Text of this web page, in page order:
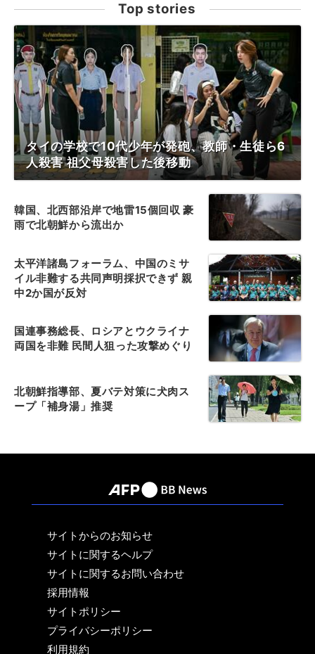
Top stories
タイの学校で10代少年が発砲、教師・生徒ら6
人殺害 祖父母殺害した後移動
韓国、北西部沿岸で地雷15個回収 豪
雨で北朝鮮から流出か
太平洋諸島フォーラム、中国のミサ
イル非難する共同声明採択できず 親
中2か国が反対
国連事務総長、ロシアとウクライナ
両国を非難 民間人狙った攻撃めぐり
北朝鮮指導部、夏バテ対策に犬肉ス
ープ「補身湯」推奨
サイトからのお知らせ
サイトに関するヘルプ
サイトに関するお問い合わせ
採用情報
サイトポリシー
プライバシーポリシー
利用規約